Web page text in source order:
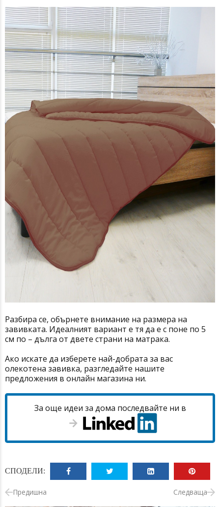
Разбира се, обърнете внимание на размера на
завивката. Идеалният вариант е тя да е с поне по 5
см по – дълга от двете страни на матрака.
Ако искате да изберете най-добрата за вас
олекотена завивка, разгледайте нашите
предложения в онлайн магазина ни.
За още идеи за дома последвайте ни в
СПОДЕЛИ:
Предишна Следваща